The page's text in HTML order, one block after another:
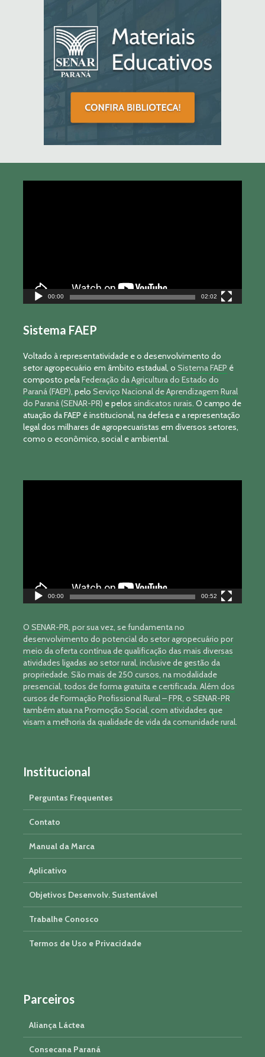
00:00 02:02
Sistema FAEP
Voltado à representatividade e o desenvolvimento do
setor agropecuário em âmbito estadual, o Sistema FAEP é
composto pelaFederação da Agricultura do Estado do
Paraná (FAEP), pelo Serviço Nacional de Aprendizagem Rural
do Paraná (SENAR-PR) e pelos sindicatos rurais. O campo de
atuação da FAEP é institucional, na defesa e a representação
legal dos milhares de agropecuaristas em diversos setores,
como o econômico, social e ambiental.
00:00 00:52
O SENAR-PR, por sua vez, se fundamenta no
desenvolvimento do potencial do setor agropecuário por
meio da oferta contínua de qualificação das mais diversas
atividades ligadas ao setor rural, inclusive de gestão da
propriedade. São mais de 250 cursos, na modalidade
presencial, todos de forma gratuita e certificada. Além dos
cursos de Formação Profissional Rural – FPR, o SENAR-PR
também atua na Promoção Social, com atividades que
visam a melhoria da qualidade de vida da comunidade rural.
Institucional
Perguntas Frequentes
Contato
Manual da Marca
Aplicativo
Objetivos Desenvolv. Sustentável
Trabalhe Conosco
Termos de Uso e Privacidade
Parceiros
Aliança Láctea
Consecana Paraná